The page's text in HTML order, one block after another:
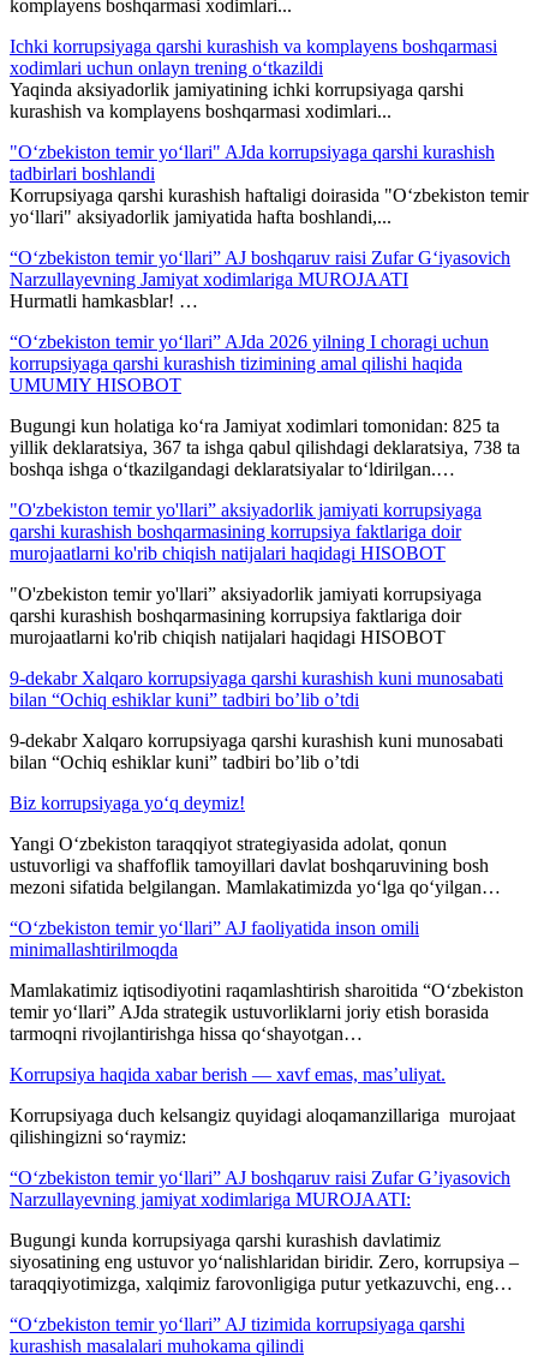
komplayens boshqarmasi xodimlari...
Ichki korrupsiyaga qarshi kurashish va komplayens boshqarmasi
xodimlari uchun onlayn trening o‘tkazildi
Yaqinda aksiyadorlik jamiyatining ichki korrupsiyaga qarshi
kurashish va komplayens boshqarmasi xodimlari...
"O‘zbekiston temir yo‘llari" AJda korrupsiyaga qarshi kurashish
tadbirlari boshlandi
Korrupsiyaga qarshi kurashish haftaligi doirasida "O‘zbekiston temir
yo‘llari" aksiyadorlik jamiyatida hafta boshlandi,...
“O‘zbekiston temir yo‘llari” AJ boshqaruv raisi Zufar G‘iyasovich
Narzullayevning Jamiyat xodimlariga MUROJAATI
Hurmatli hamkasblar! …
“O‘zbekiston temir yo‘llari” AJda 2026 yilning I choragi uchun
korrupsiyaga qarshi kurashish tizimining amal qilishi haqida
UMUMIY HISOBOT
Bugungi kun holatiga ko‘ra Jamiyat xodimlari tomonidan: 825 ta
yillik deklaratsiya, 367 ta ishga qabul qilishdagi deklaratsiya, 738 ta
boshqa ishga o‘tkazilgandagi deklaratsiyalar to‘ldirilgan.…
"O'zbekiston temir yo'llari” aksiyadorlik jamiyati korrupsiyaga
qarshi kurashish boshqarmasining korrupsiya faktlariga doir
murojaatlarni ko'rib chiqish natijalari haqidagi HISOBOT
"O'zbekiston temir yo'llari” aksiyadorlik jamiyati korrupsiyaga
qarshi kurashish boshqarmasining korrupsiya faktlariga doir
murojaatlarni ko'rib chiqish natijalari haqidagi HISOBOT
9-dekabr Xalqaro korrupsiyaga qarshi kurashish kuni munosabati
bilan “Ochiq eshiklar kuni” tadbiri bo’lib o’tdi
9-dekabr Xalqaro korrupsiyaga qarshi kurashish kuni munosabati
bilan “Ochiq eshiklar kuni” tadbiri bo’lib o’tdi
Biz korrupsiyaga yo‘q deymiz!
Yangi O‘zbekiston taraqqiyot strategiyasida adolat, qonun
ustuvorligi va shaffoflik tamoyillari davlat boshqaruvining bosh
mezoni sifatida belgilangan. Mamlakatimizda yo‘lga qo‘yilgan…
“O‘zbekiston temir yo‘llari” AJ faoliyatida inson omili
minimallashtirilmoqda
Mamlakatimiz iqtisodiyotini raqamlashtirish sharoitida “O‘zbekiston
temir yo‘llari” AJda strategik ustuvorliklarni joriy etish borasida
tarmoqni rivojlantirishga hissa qo‘shayotgan…
Korrupsiya haqida xabar berish — xavf emas, masʼuliyat.
Korrupsiyaga duch kelsangiz quyidagi aloqamanzillariga murojaat
qilishingizni so‘raymiz:
“O‘zbekiston temir yo‘llari” AJ boshqaruv raisi Zufar G’iyasovich
Narzullayevning jamiyat xodimlariga MUROJAATI:
Bugungi kunda korrupsiyaga qarshi kurashish davlatimiz
siyosatining eng ustuvor yo‘nalishlaridan biridir. Zero, korrupsiya –
taraqqiyotimizga, xalqimiz farovonligiga putur yetkazuvchi, eng…
“O‘zbekiston temir yo‘llari” AJ tizimida korrupsiyaga qarshi
kurashish masalalari muhokama qilindi